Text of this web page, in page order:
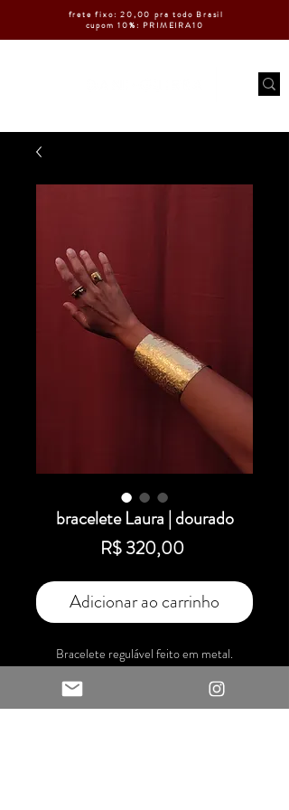
frete fixo: 20,00 pra todo Brasil
cupom 10%: PRIMEIRA10
bracelete Laura | dourado
R$ 320,00Preço
Adicionar ao carrinho
Bracelete regulável feito em metal.
Material: latão
Acabamento: polido